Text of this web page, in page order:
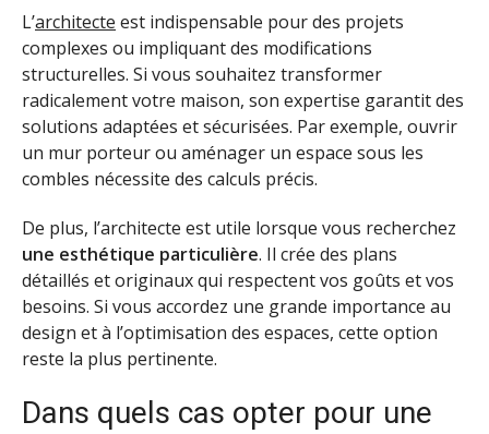
L’architecte est indispensable pour des projets
complexes ou impliquant des modifications
structurelles. Si vous souhaitez transformer
radicalement votre maison, son expertise garantit des
solutions adaptées et sécurisées. Par exemple, ouvrir
un mur porteur ou aménager un espace sous les
combles nécessite des calculs précis.
De plus, l’architecte est utile lorsque vous recherchez
une esthétique particulière. Il crée des plans
détaillés et originaux qui respectent vos goûts et vos
besoins. Si vous accordez une grande importance au
design et à l’optimisation des espaces, cette option
reste la plus pertinente.
Dans quels cas opter pour une